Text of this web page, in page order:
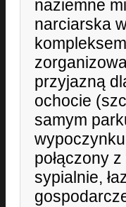
naziemne
narciarska
przyjazną
ochocie
samym
połączony
sypialnie,